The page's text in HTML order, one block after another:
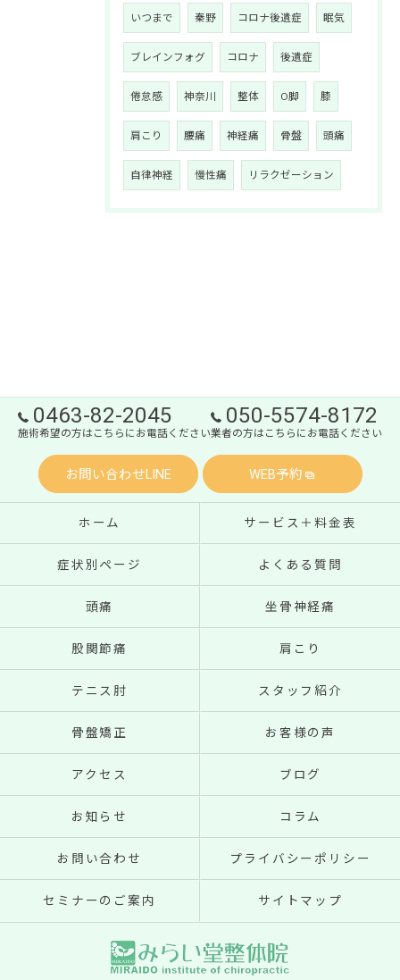
いつまで 秦野 コロナ後遺症 眠気
ブレインフォグ コロナ 後遺症
倦怠感 神奈川 整体 O脚 膝
肩こり 腰痛 神経痛 骨盤 頭痛
自律神経 慢性痛 リラクゼーション
0463-82-2045
施術希望の方はこちらにお電話ください
050-5574-8172
業者の方はこちらにお電話ください
お問い合わせLINE WEB予約
ホーム サービス＋料金表
症状別ページ よくある質問
頭痛 坐骨神経痛
股関節痛 肩こり
テニス肘 スタッフ紹介
骨盤矯正 お客様の声
アクセス ブログ
お知らせ コラム
お問い合わせ プライバシーポリシー
セミナーのご案内 サイトマップ